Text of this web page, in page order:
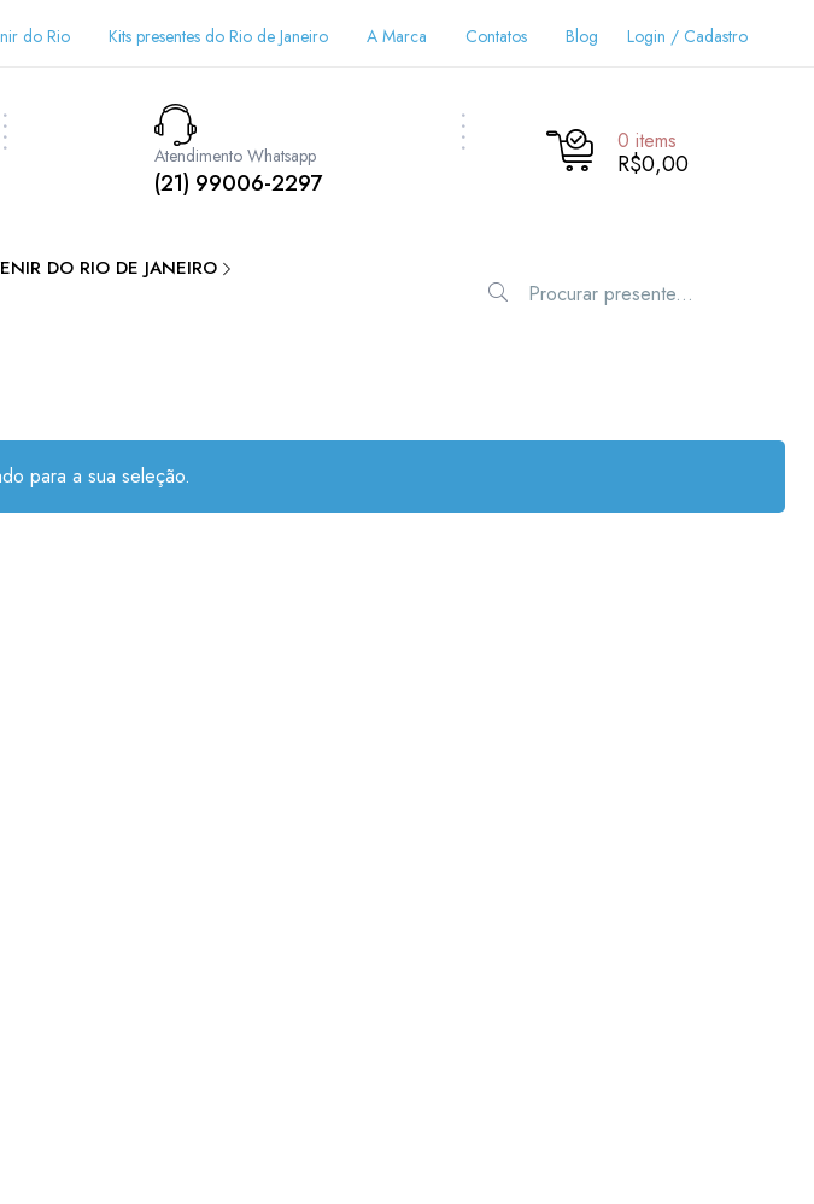
do Rio Kits presentes do Rio de Janeiro A Marca Contatos Blog Login / Cadastro
Atendimento Whatsapp
(21) 99006-2297
0 items
R$0,00
DO RIO DE JANEIRO
para a sua seleção.